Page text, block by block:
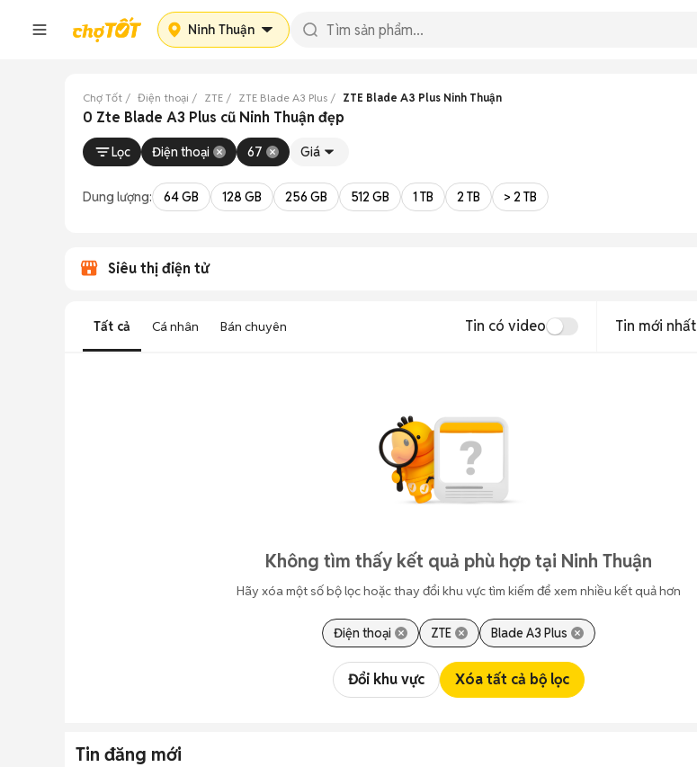
Ninh Thuận
Chợ Tốt Điện thoại ZTE ZTE Blade A3 Plus ZTE Blade A3 Plus Ninh Thuận
0 Zte Blade A3 Plus cũ Ninh Thuận đẹp
Lọc Điện thoại 67 Giá
Dung lượng: 64 GB 128 GB 256 GB 512 GB 1 TB 2 TB > 2 TB
Siêu thị điện tử
Tất cả Cá nhân Bán chuyên Tin có video Tin mới nhất
Không tìm thấy kết quả phù hợp tại Ninh Thuận
Hãy xóa một số bộ lọc hoặc thay đổi khu vực tìm kiếm để xem nhiều kết quả hơn
Điện thoại ZTE Blade A3 Plus
Đổi khu vực Xóa tất cả bộ lọc
Tin đăng mới